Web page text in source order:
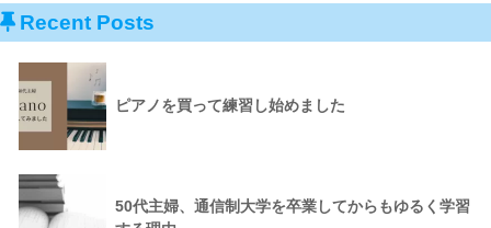
Recent Posts
ピアノを買って練習し始めました
50代主婦、通信制大学を卒業してからもゆるく学習